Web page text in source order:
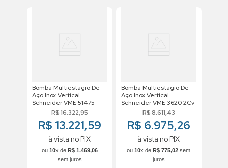
Bomba Multiestagio De
Aço Inox Vertical
Schneider VME 51475
7,5Cv 220/380v Trifasico
R$16.322,95
R$ 13.221,59
à vista no PIX
ou 10x de R$ 1.469,06
sem juros
Bomba Multiestagio De
Aço Inox Vertical
Schneider VME 3620 2Cv
220/380v Trifasico
R$8.611,43
R$ 6.975,26
à vista no PIX
ou 10x de R$ 775,02 sem
juros